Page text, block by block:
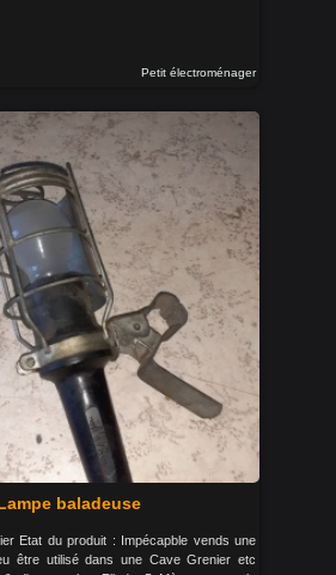
Petit électroménager
baladeuse
Etat du produit : Impécapble vends une
être utilisé dans une Cave Grenier etc